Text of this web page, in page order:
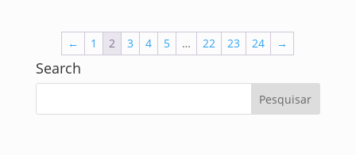
← 1 2 3 4 5 … 22 23 24 →
Search